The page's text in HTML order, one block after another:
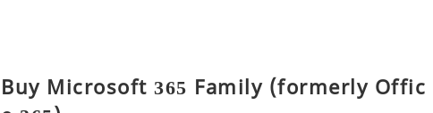
Buy Microsoft 365 Family (formerly Offic